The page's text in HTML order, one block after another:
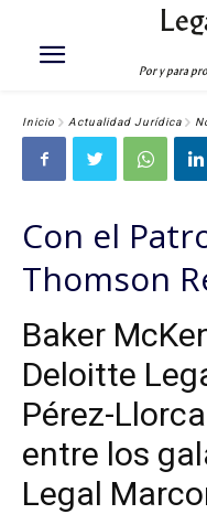
Por y para
Inicio Actualidad Jurídica
Con el
Thomson
Baker
Deloitte
Pérez-
entre los
Legal